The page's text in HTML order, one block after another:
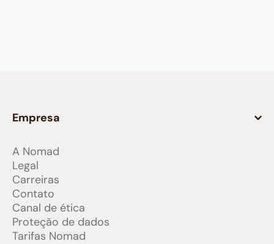
Empresa
A Nomad
Legal
Carreiras
Contato
Canal de ética
Proteção de dados
Tarifas Nomad